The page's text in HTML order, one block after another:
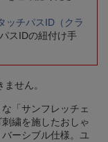
ッチパスID（クラ
スIDの紐付け手
せん。
「サンフレッチェ
繍を施したおしゃ
ーシブル仕様。ユ